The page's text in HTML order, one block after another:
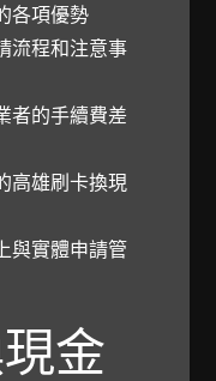
各項優勢
流程和注意事
者的手續費差
高雄刷卡換現
與實體申請管
金